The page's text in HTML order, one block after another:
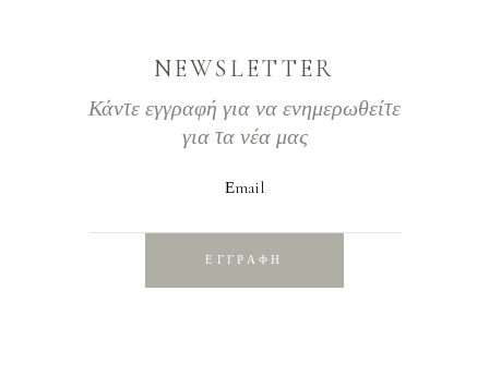
NEWSLETTER
Κάντε εγγραφή για να ενημερωθείτε
για τα νέα μας
Εmail
ΕΓΓΡΑΦΗ